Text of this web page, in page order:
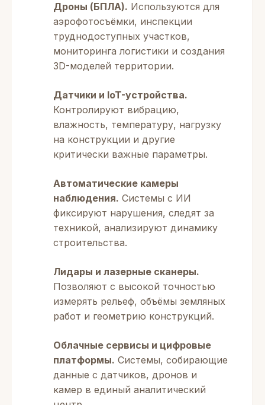
Дроны (БПЛА). Используются для
аэрофотосъёмки, инспекции
труднодоступных участков,
мониторинга логистики и создания
3D-моделей территории.
Датчики и IoT-устройства.
Контролируют вибрацию,
влажность, температуру, нагрузку
на конструкции и другие
критически важные параметры.
Автоматические камеры
наблюдения. Системы с ИИ
фиксируют нарушения, следят за
техникой, анализируют динамику
строительства.
Лидары и лазерные сканеры.
Позволяют с высокой точностью
измерять рельеф, объёмы земляных
работ и геометрию конструкций.
Облачные сервисы и цифровые
платформы. Системы, собирающие
данные с датчиков, дронов и
камер в единый аналитический